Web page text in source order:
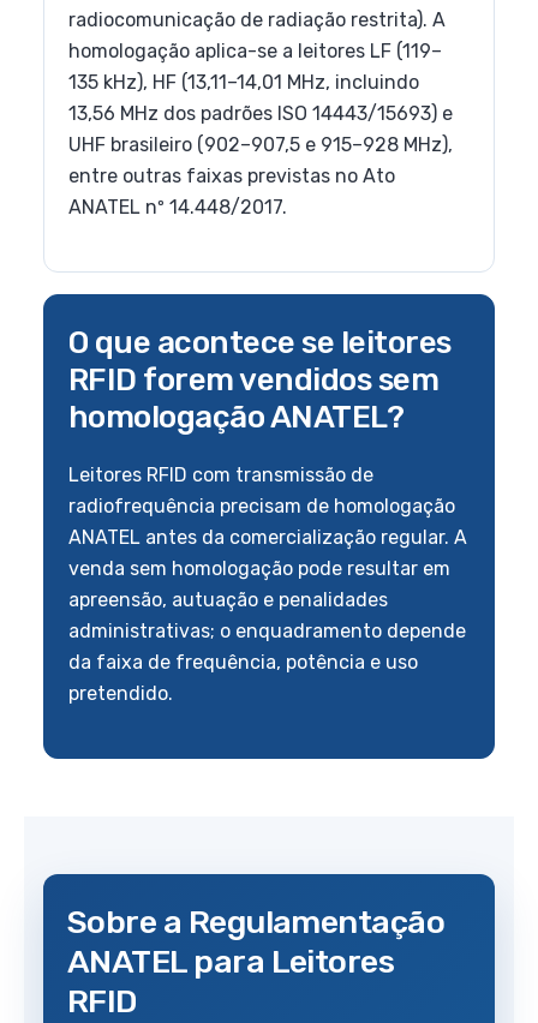
radiocomunicação de radiação restrita). A
homologação aplica-se a leitores LF (119–
135 kHz), HF (13,11–14,01 MHz, incluindo
13,56 MHz dos padrões ISO 14443/15693) e
UHF brasileiro (902–907,5 e 915–928 MHz),
entre outras faixas previstas no Ato
ANATEL nº 14.448/2017.
O que acontece se leitores
RFID forem vendidos sem
homologação ANATEL?
Leitores RFID com transmissão de
radiofrequência precisam de homologação
ANATEL antes da comercialização regular. A
venda sem homologação pode resultar em
apreensão, autuação e penalidades
administrativas; o enquadramento depende
da faixa de frequência, potência e uso
pretendido.
Sobre a Regulamentação
ANATEL para Leitores
RFID